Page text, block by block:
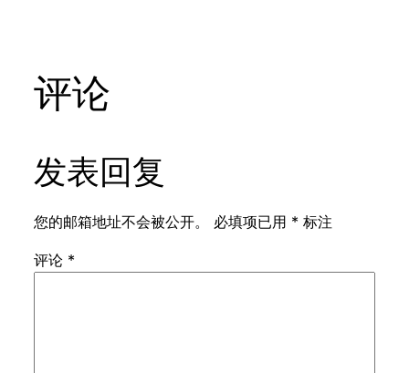
评论
发表回复
您的邮箱地址不会被公开。 必填项已用 * 标注
评论 *